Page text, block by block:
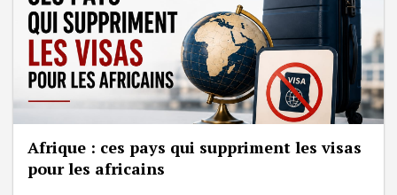
Afrique : ces pays qui suppriment les visas
pour les africains